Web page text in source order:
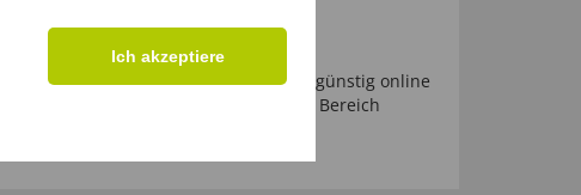
Fahrrad-Zubehör unkompliziert und günstig online
Online Shop Produkte aus dem Bereich
Ich akzeptiere